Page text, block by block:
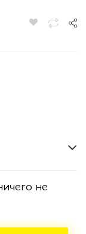
не